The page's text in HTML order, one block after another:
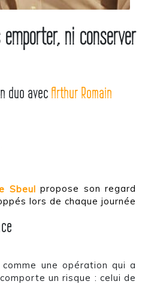
ni conserver
duo avec Arthur Romain
Sbeul propose son regard
lors de chaque journée
une opération qui a
un risque : celui de